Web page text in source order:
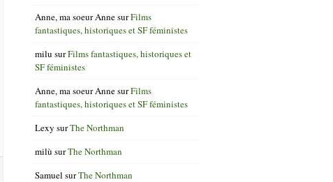
Anne, ma soeur AnnesurFilms
fantastiques, historiques et SF féministes
milu surFilms fantastiques, historiques et
SF féministes
Anne, ma soeur AnnesurFilms
fantastiques, historiques et SF féministes
Lexy surThe Northman
milù surThe Northman
Samuel surThe Northman